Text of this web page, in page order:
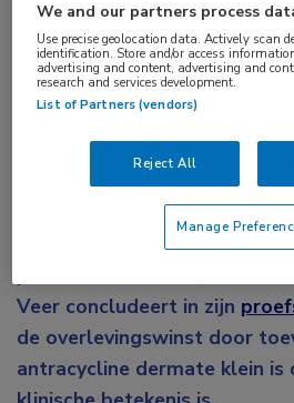
Volgens de huidige richtlijnen
gemetastaseerde maag- en
worden behandeld met een
middelen: een
platinumderivaat en, indien
Veer concludeert in zijn
de overlevingswinst door
antracycline dermate klein is
antracycline
fluoropyrimidine ,
slokdarmkanker
We and our partners process
Use precise geolocation data. Actively scan
identification. Store and/or access
advertising and content, advertising and
research and services development.
List of Partners (vendors)
Reject All
Manage